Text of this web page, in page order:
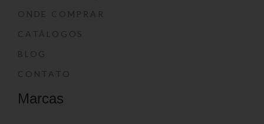
ONDE COMPRAR
CATÁLOGOS
BLOG
CONTATO
Marcas